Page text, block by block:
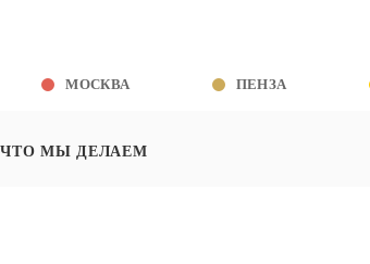
МОСКВА ПЕНЗА
ЧТО МЫ ДЕЛАЕМ